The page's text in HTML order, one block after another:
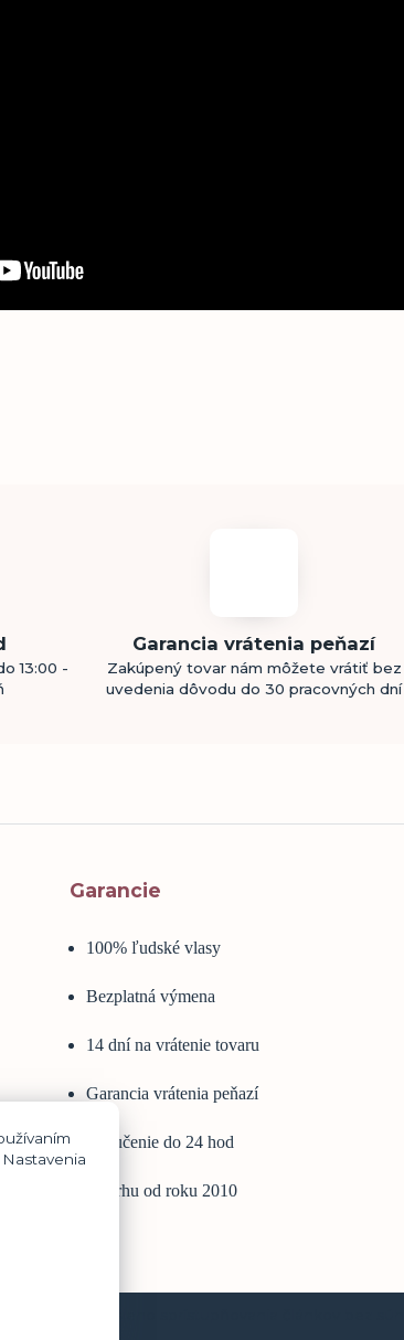
13:00 -
Garancia vrátenia peňazí
Zakúpený tovar nám môžete vrátiť bez
uvedenia dôvodu do 30 pracovných dní
Garancie
100% ľudské vlasy
Bezplatná výmena
14 dní na vrátenie tovaru
Garancia vrátenia peňazí
Doručenie do 24 hod
Na trhu od roku 2010